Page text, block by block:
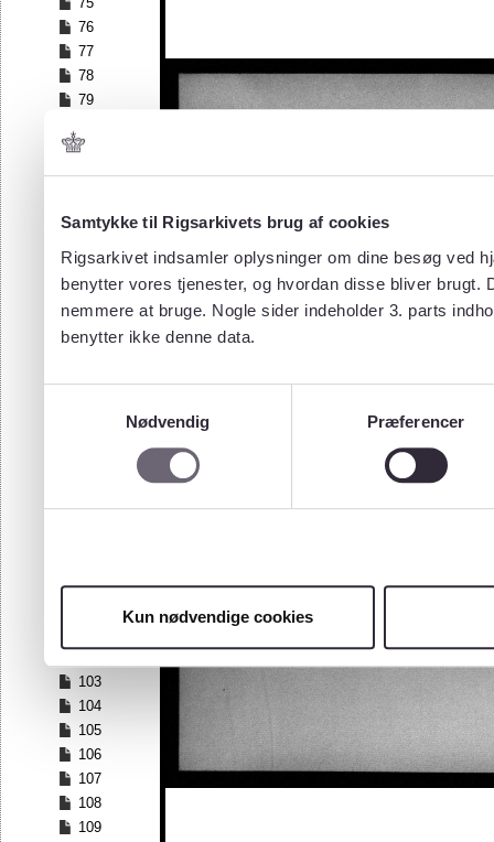
Samtykke til Rigsarkivets brug af cookies
Rigsarkivet indsamler oplysninger om dine besøg ved
benytter vores tjenester, og hvordan disse bliver
nemmere at bruge. Nogle sider indeholder 3. parts
benytter ikke denne data.
Nødvendig
Præferencer
Kun nødvendige cookies
76
77
78
79
81
82
84
86
87
88
89
96
99
103
104
105
106
107
108
109